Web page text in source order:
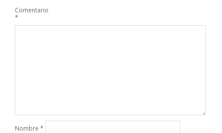
Comentario
*
Nombre *